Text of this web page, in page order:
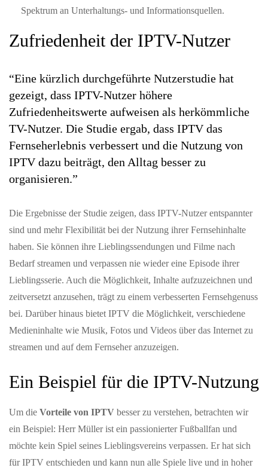
Spektrum an Unterhaltungs- und Informationsquellen.
Zufriedenheit der IPTV-Nutzer
“Eine kürzlich durchgeführte Nutzerstudie hat
gezeigt, dass IPTV-Nutzer höhere
Zufriedenheitswerte aufweisen als herkömmliche
TV-Nutzer. Die Studie ergab, dass IPTV das
Fernseherlebnis verbessert und die Nutzung von
IPTV dazu beiträgt, den Alltag besser zu
organisieren.”
Die Ergebnisse der Studie zeigen, dass IPTV-Nutzer entspannter
sind und mehr Flexibilität bei der Nutzung ihrer Fernsehinhalte
haben. Sie können ihre Lieblingssendungen und Filme nach
Bedarf streamen und verpassen nie wieder eine Episode ihrer
Lieblingsserie. Auch die Möglichkeit, Inhalte aufzuzeichnen und
zeitversetzt anzusehen, trägt zu einem verbesserten Fernsehgenuss
bei. Darüber hinaus bietet IPTV die Möglichkeit, verschiedene
Medieninhalte wie Musik, Fotos und Videos über das Internet zu
streamen und auf dem Fernseher anzuzeigen.
Ein Beispiel für die IPTV-Nutzung
Um die Vorteile von IPTV besser zu verstehen, betrachten wir
ein Beispiel: Herr Müller ist ein passionierter Fußballfan und
möchte kein Spiel seines Lieblingsvereins verpassen. Er hat sich
für IPTV entschieden und kann nun alle Spiele live und in hoher